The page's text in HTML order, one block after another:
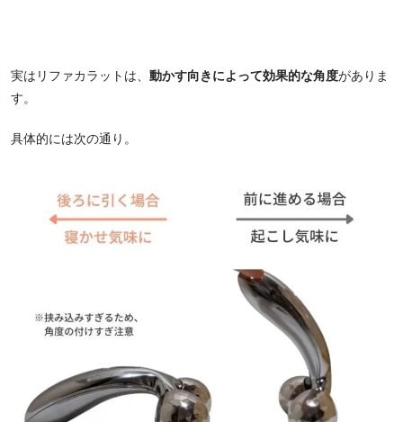
実はリファカラットは、 動かす向きによって効果的な角度がありま
す。
具体的には次の通り。